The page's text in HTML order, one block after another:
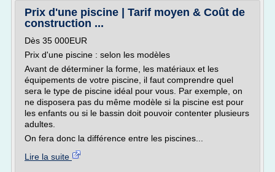
Prix d'une piscine | Tarif moyen & Coût de
construction ...
Dès 35 000EUR
Prix d'une piscine : selon les modèles
Avant de déterminer la forme, les matériaux et les
équipements de votre piscine, il faut comprendre quel
sera le type de piscine idéal pour vous. Par exemple, on
ne disposera pas du même modèle si la piscine est pour
les enfants ou si le bassin doit pouvoir contenter plusieurs
adultes.
On fera donc la différence entre les piscines...
Lire la suite